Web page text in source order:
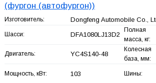
(фургон (автофургон))
Изготовитель: Dongfeng Automobile Co.,
Шасси: DFA1080LJ13D2
Полная
масса, кг:
Двигатель: YC4S140-48
Колесная
база, мм:
Мощность, кВт: 103 Шины: